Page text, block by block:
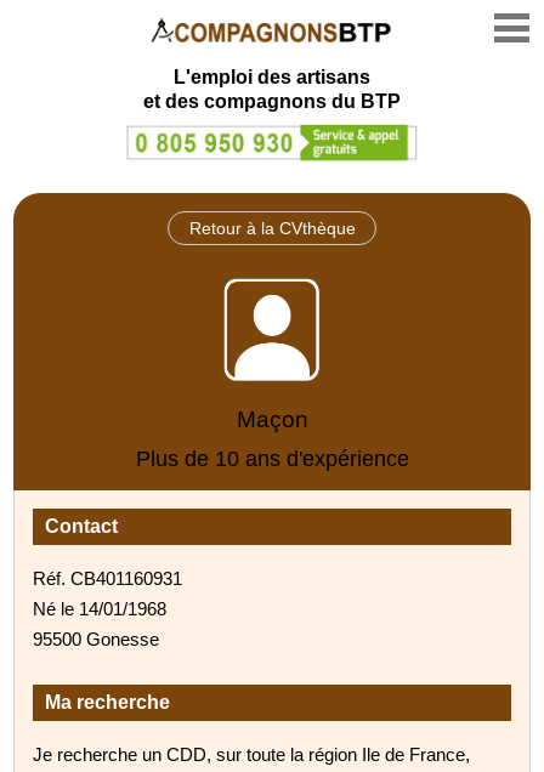
L'emploi des artisans
et des compagnons du BTP
Retour à la CVthèque
Maçon
Plus de 10 ans d'expérience
Contact
Réf. CB401160931
Né le 14/01/1968
95500 Gonesse
Ma recherche
Je recherche un CDD, sur toute la région Ile de France,